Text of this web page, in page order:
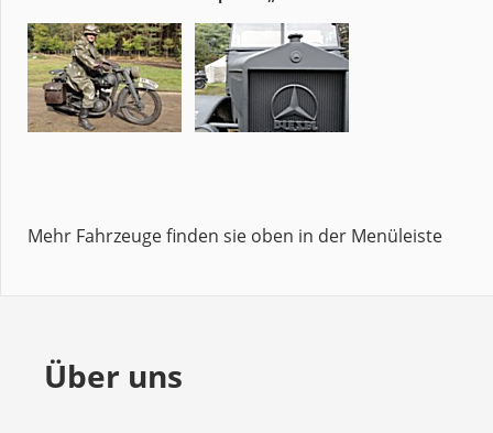
Mehr Fahrzeuge finden sie oben in der Menüleiste
Über uns